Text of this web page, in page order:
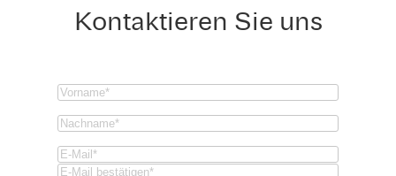
Kontaktieren Sie uns
Vorname
Nachname
Email(Required)
Email